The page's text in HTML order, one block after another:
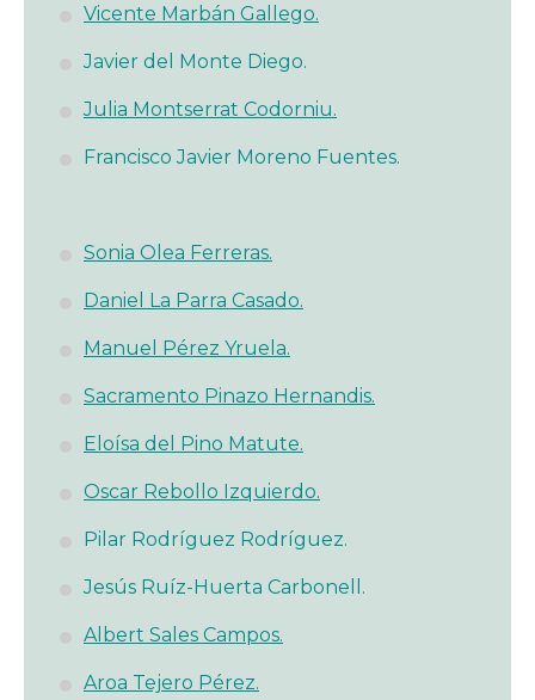
Vicente Marbán Gallego.
Javier del Monte Diego.
Julia Montserrat Codorniu.
Francisco Javier Moreno Fuentes.
Sonia Olea Ferreras.
Daniel La Parra Casado.
Manuel Pérez Yruela.
Sacramento Pinazo Hernandis.
Eloísa del Pino Matute.
Oscar Rebollo Izquierdo.
Pilar Rodríguez Rodríguez.
Jesús Ruíz-Huerta Carbonell.
Albert Sales Campos.
Aroa Tejero Pérez.